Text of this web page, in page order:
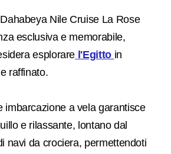
Nile Cruise La Rose
esclusiva e memorabile,
esplorare l'Egitto in
raffinato.
imbarcazione a vela garantisce
e rilassante, lontano dal
navi da crociera, permettendoti